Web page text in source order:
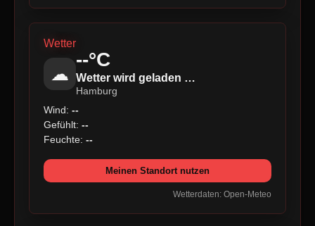
Wetter
☁
--°C
Wetter wird geladen …
Hamburg
Wind: --
Gefühlt: --
Feuchte: --
Meinen Standort nutzen
Wetterdaten: Open-Meteo